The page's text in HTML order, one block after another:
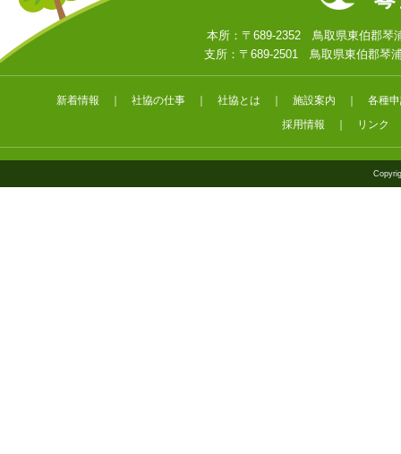
本所：〒689-2352 鳥取県東伯郡琴
支所：〒689-2501 鳥取県東伯郡琴
新着情報 社協の仕事 社協とは 施設案内
各種
採用情報
リンク